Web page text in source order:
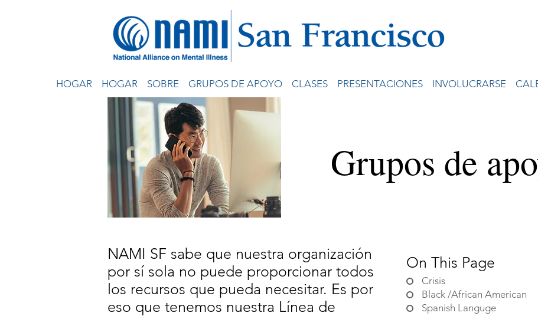
HOGAR HOGAR SOBRE GRUPOS DE APOYO CLASES PRESENTACIONES INVOLUCRARSE
Grupos de
NAMI SF sabe que nuestra organización
por sí sola no puede proporcionar todos
los recursos que pueda necesitar. Es por
eso que tenemos nuestra Línea de
On This Page
Crisis
Black /African American
Spanish Languge